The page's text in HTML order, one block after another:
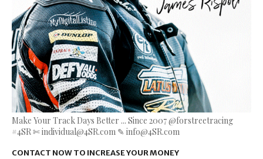
Make Your Track Days Better ... Since 2007 @forstreetracing
#4SR ✄ individual@4SR.com ✎ info@4SR.com
CONTACT NOW TO INCREASE YOUR MONEY